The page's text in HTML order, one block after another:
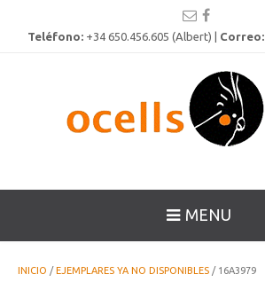
Teléfono:+34 650.456.605 (Albert) | Correo:
MENU
INICIO /EJEMPLARES YA NO DISPONIBLES / 16A3979